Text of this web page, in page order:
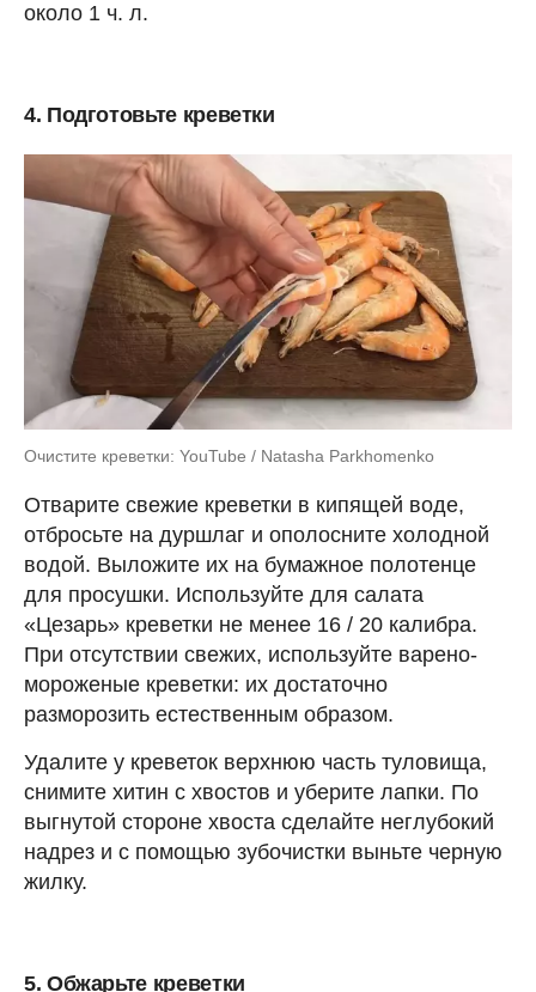
около 1 ч. л.
4. Подготовьте креветки
Очистите креветки: YouTube / Natasha Parkhomenko
Отварите свежие креветки в кипящей воде,
отбросьте на дуршлаг и ополосните холодной
водой. Выложите их на бумажное полотенце
для просушки. Используйте для салата
«Цезарь» креветки не менее 16 / 20 калибра.
При отсутствии свежих, используйте варено-
мороженые креветки: их достаточно
разморозить естественным образом.
Удалите у креветок верхнюю часть туловища,
снимите хитин с хвостов и уберите лапки. По
выгнутой стороне хвоста сделайте неглубокий
надрез и с помощью зубочистки выньте черную
жилку.
5. Обжарьте креветки